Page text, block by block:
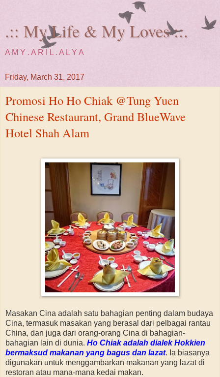
.:: My Life & My Loves ::.
A M Y . A R I L . A L Y A
Friday, March 31, 2017
Promosi Ho Ho Chiak @Tung Yuen
Chinese Restaurant, Grand BlueWave
Hotel Shah Alam
Masakan Cina adalah satu bahagian penting dalam budaya
Cina, termasuk masakan yang berasal dari pelbagai rantau
China, dan juga dari orang-orang Cina di bahagian-
bahagian lain di dunia. Ho Chiak adalah dialek Hokkien
bermaksud makanan yang bagus dan lazat. Ia biasanya
digunakan untuk menggambarkan makanan yang lazat di
restoran atau mana-mana kedai makan.